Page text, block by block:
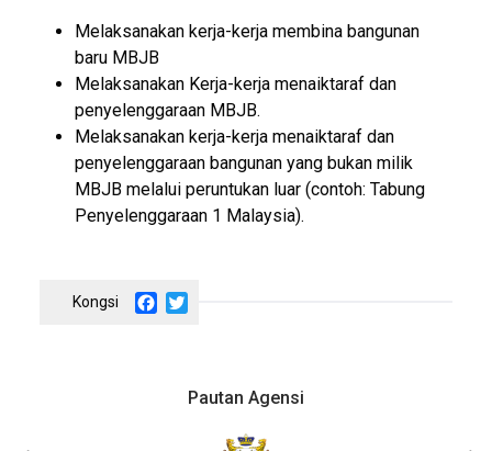
Melaksanakan kerja-kerja membina bangunan
baru MBJB
Melaksanakan Kerja-kerja menaiktaraf dan
penyelenggaraan MBJB.
Melaksanakan kerja-kerja menaiktaraf dan
penyelenggaraan bangunan yang bukan milik
MBJB melalui peruntukan luar (contoh: Tabung
Penyelenggaraan 1 Malaysia).
Facebook
Pautan Agensi